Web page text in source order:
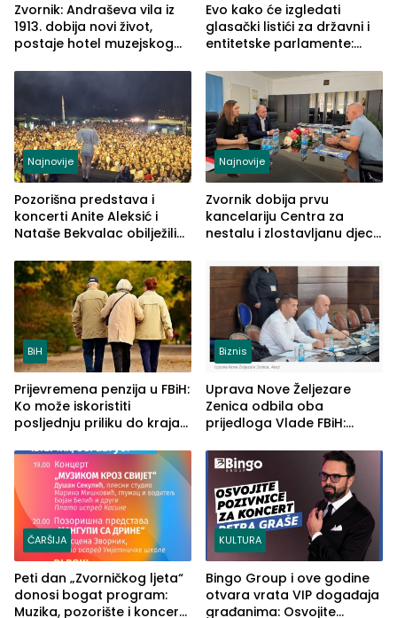
Zvornik: Andraševa vila iz
1913. dobija novi život,
postaje hotel muzejskog
Evo kako će izgledati
glasački listići za državni i
entitetske parlamente:
vidljive na njima
Najnovije
Pozorišna predstava i
koncerti Anite Aleksić i
Nataše Bekvalac obilježili
ljeta (FOTO)
Najnovije
Zvornik dobija prvu
kancelariju Centra za
nestalu i zlostavljanu djecu
BiH
Prijevremena penzija u FBiH:
Ko može iskoristiti
posljednju priliku do kraja
Biznis
Uprava Nove Željezare
Zenica odbila oba
prijedloga Vlade FBiH:
rješenje
ČARŠIJA
Peti dan „Zvorničkog ljeta“
donosi bogat program:
Muzika, pozorište i koncert
KULTURA
Bingo Group i ove godine
otvara vrata VIP događaja
građanima: Osvojite